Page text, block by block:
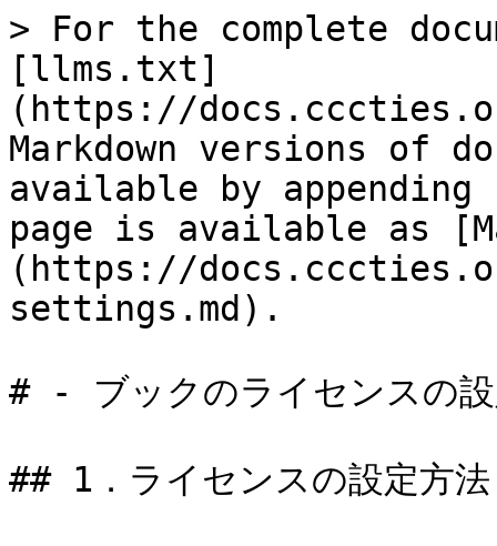
> For the complete
[llms.txt]
(https://
Markdown versions of
available by
page is available as
(https://
settings.md).
# - ブックのライセンスの
## 1．ライセンスの設定方法